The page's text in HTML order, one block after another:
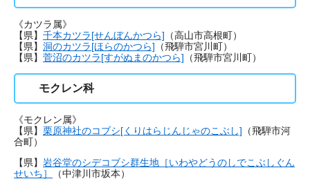
《カツラ属》
【県】 千本カツラ[せんぼんかつら] （高山市高根町）
【県】 洞のカツラ[ほらのかつら] （飛騨市宮川町）
【県】 菅沼のカツラ[すがぬまのかつら] （飛騨市宮川町）
モクレン科
《モクレン属》
【県】 栗原神社のコブシ[くりはらじんじゃのこぶし] （飛騨市河
合町）
【県】 岩谷堂のシデコブシ群生地［いわやどうのしでこぶしぐん
せいち］
（中津川市坂本）